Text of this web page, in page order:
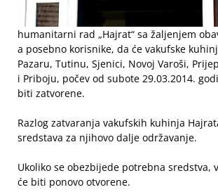
humanitarni rad „Hajrat“ sa žaljenjem
a posebno korisnike, da će vakufske
Pazaru, Tutinu, Sjenici, Novoj Varoši,
i Priboju, počev od subote 29.03.2014.
biti zatvorene.
Razlog zatvaranja vakufskih kuhinja
sredstava za njihovo dalje održavanje.
Ukoliko se obezbijede potrebna sredstva,
će biti ponovo otvorene.